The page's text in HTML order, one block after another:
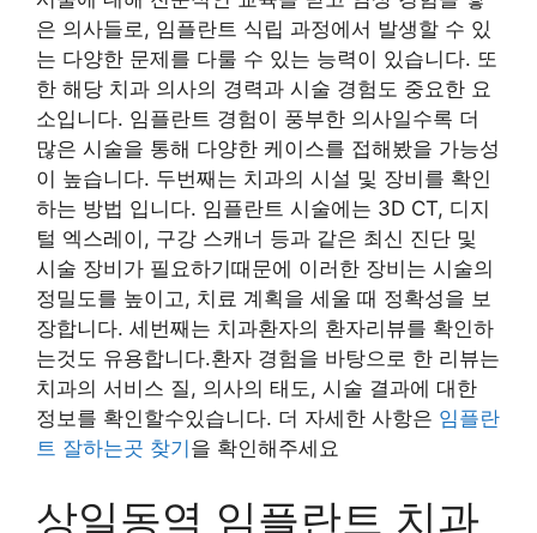
은 의사들로, 임플란트 식립 과정에서 발생할 수 있
는 다양한 문제를 다룰 수 있는 능력이 있습니다. 또
한 해당 치과 의사의 경력과 시술 경험도 중요한 요
소입니다. 임플란트 경험이 풍부한 의사일수록 더
많은 시술을 통해 다양한 케이스를 접해봤을 가능성
이 높습니다. 두번째는 치과의 시설 및 장비를 확인
하는 방법 입니다. 임플란트 시술에는 3D CT, 디지
털 엑스레이, 구강 스캐너 등과 같은 최신 진단 및
시술 장비가 필요하기때문에 이러한 장비는 시술의
정밀도를 높이고, 치료 계획을 세울 때 정확성을 보
장합니다. 세번째는 치과환자의 환자리뷰를 확인하
는것도 유용합니다.환자 경험을 바탕으로 한 리뷰는
치과의 서비스 질, 의사의 태도, 시술 결과에 대한
정보를 확인할수있습니다. 더 자세한 사항은 임플란
트 잘하는곳 찾기을 확인해주세요
상일동역 임플란트 치과